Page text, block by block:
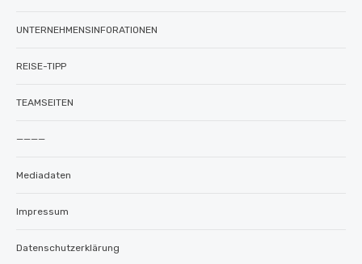
UNTERNEHMENSINFORATIONEN
REISE-TIPP
TEAMSEITEN
————
Mediadaten
Impressum
Datenschutzerklärung